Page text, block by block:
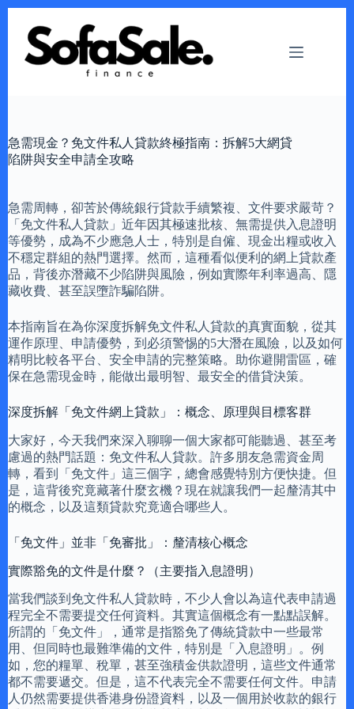
content
急需現金？免文件私人貸款終極指南：拆解5大網貸
陷阱與安全申請全攻略
急需周轉，卻苦於傳統銀行貸款手續繁複、文件要求嚴苛？
「免文件私人貸款」近年因其極速批核、無需提供入息證明
等優勢，成為不少應急人士，特別是自僱、現金出糧或收入
不穩定群組的熱門選擇。然而，這種看似便利的網上貸款產
品，背後亦潛藏不少陷阱與風險，例如實際年利率過高、隱
藏收費、甚至誤墮詐騙陷阱。
本指南旨在為你深度拆解免文件私人貸款的真實面貌，從其
運作原理、申請優勢，到必須警惕的5大潛在風險，以及如何
精明比較各平台、安全申請的完整策略。助你避開雷區，確
保在急需現金時，能做出最明智、最安全的借貸決策。
深度拆解「免文件網上貸款」：概念、原理與目標客群
大家好，今天我們來深入聊聊一個大家都可能聽過、甚至考
慮過的熱門話題：免文件私人貸款。許多朋友急需資金周
轉，看到「免文件」這三個字，總會感覺特別方便快捷。但
是，這背後究竟藏著什麼玄機？現在就讓我們一起釐清其中
的概念，以及這類貸款究竟適合哪些人。
「免文件」並非「免審批」：釐清核心概念
實際豁免的文件是什麼？（主要指入息證明）
當我們談到免文件私人貸款時，不少人會以為這代表申請過
程完全不需要提交任何資料。其實這個概念有一點點誤解。
所謂的「免文件」，通常是指豁免了傳統貸款中一些最常
用、但同時也最難準備的文件，特別是「入息證明」。例
如，您的糧單、稅單，甚至強積金供款證明，這些文件通常
都不需要遞交。但是，這不代表完全不需要任何文件。申請
人仍然需要提供香港身份證資料，以及一個用於收款的銀行